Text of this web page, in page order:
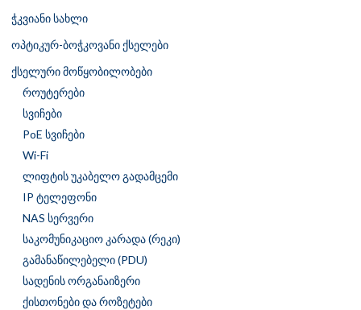
ჭკვიანი სახლი
ოპტიკურ-ბოჭკოვანი ქსელები
ქსელური მოწყობილობები
როუტერები
სვიჩები
PoE სვიჩები
Wi-Fi
ლიფტის უკაბელო გადამცემი
IP ტელეფონი
NAS სერვერი
საკომუნიკაციო კარადა (რეკი)
გამანაწილებელი (PDU)
სადენის ორგანაიზერი
ქისთონები და როზეტები